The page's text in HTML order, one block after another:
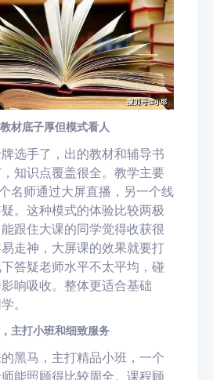
材底子厚但模式看人
选手了，出的教材和辅导书
知识点覆盖很全。教学主要
名师通过大屏直播，另一个线
。这种模式的体验比较两极
跟住大课的同学觉得收获很
走神，大屏课的效果就要打
答疑老师水平不太平均，碰
响吸收。整体更适合基础
。
主打小班和细致服务
黑马，主打精品小班，一个
能照顾得比较周全。课程顾